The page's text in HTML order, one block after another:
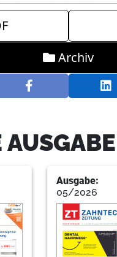
Archiv
Ausgabe:
05/2026